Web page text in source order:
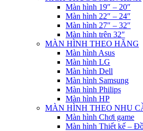
Màn hình 19″ – 20″
Màn hình 22″ – 24″
Màn hình 27″ – 32″
Màn hình trên 32″
MÀN HÌNH THEO HÃNG
Màn hình Asus
Màn hình LG
Màn hình Dell
Màn hình Samsung
Màn hình Philips
Màn hình HP
MÀN HÌNH THEO NHU
Màn hình Chơi game
Màn hình Thiết kế –